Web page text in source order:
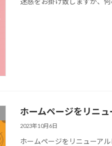
ホームページをリニュ
2023年10月6日
ホームページをリニューアル